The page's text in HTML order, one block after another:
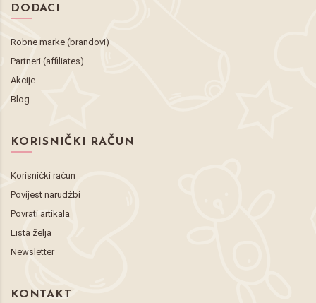
DODACI
Robne marke (brandovi)
Partneri (affiliates)
Akcije
Blog
KORISNIČKI RAČUN
Korisnički račun
Povijest narudžbi
Povrati artikala
Lista želja
Newsletter
KONTAKT